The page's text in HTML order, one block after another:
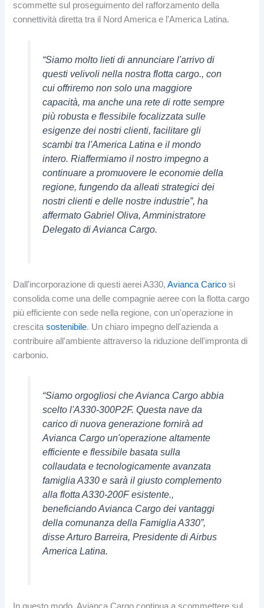
scommette sul proseguimento del rafforzamento della
connettività diretta tra il Nord America e l'America Latina.
“Siamo molto lieti di annunciare l'arrivo di
questi velivoli nella nostra flotta cargo., con
cui offriremo non solo una maggiore
capacità, ma anche una rete di rotte sempre
più robusta e flessibile focalizzata sulle
esigenze dei nostri clienti, facilitare gli
scambi tra l'America Latina e il mondo
intero. Riaffermiamo il nostro impegno a
continuare a promuovere le economie della
regione, fungendo da alleati strategici dei
nostri clienti e delle nostre industrie”, ha
affermato Gabriel Oliva, Amministratore
Delegato di Avianca Cargo.
Dall'incorporazione di questi aerei A330,Avianca Carico si
consolida come una delle compagnie aeree con la flotta cargo
più efficiente con sede nella regione, con un'operazione in
crescitasostenibile. Un chiaro impegno dell'azienda a
contribuire all'ambiente attraverso la riduzione dell'impronta di
carbonio.
“Siamo orgogliosi che Avianca Cargo abbia
scelto l'A330-300P2F. Questa nave da
carico di nuova generazione fornirà ad
Avianca Cargo un'operazione altamente
efficiente e flessibile basata sulla
collaudata e tecnologicamente avanzata
famiglia A330 e sarà il giusto complemento
alla flotta A330-200F esistente.,
beneficiando Avianca Cargo dei vantaggi
della comunanza della Famiglia A330”,
disse Arturo Barreira, Presidente di Airbus
America Latina.